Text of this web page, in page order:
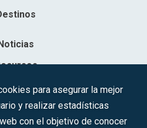
Noticias
la Gestión de la Innovación y las
para asegurar la mejor
y realizar estadísticas
con el objetivo de conocer